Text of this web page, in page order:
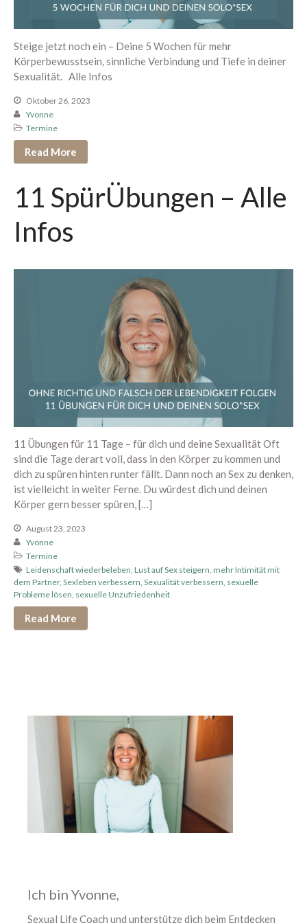
August 2026
Juli 2026
Juni 2026
November 2025
August 2025
Juli 2025
Juni 2025
Mai 2025
April 2025
März 2025
Februar 2025
Januar 2025
August 2024
Juli 2024
März 2024
Februar 2024
Juni 2023
Mai 2023
April 2023
März 2023
Februar 2023
Januar 2023
Juni 2022
Steige jetzt noch ein – Deine 5 Wochen für mehr
Körperbewusstsein, sinnliche Verbindung und Tiefe in deiner
Sexualität. Alle Infos
Oktober 26, 2023
Yvonne
Termine
Read More
11 SpürÜbungen – Alle
Infos
11 Übungen für 11 Tage – für dich und deine Sexualität Oft
sind die Tage derart voll, dass in den Körper zu kommen und
dich zu spüren hinten runter fällt. Dann noch an Sex zu denken,
ist vielleicht in weiter Ferne. Du würdest dich und deinen
Körper gern besser spüren, […]
August 23, 2023
Yvonne
Termine
Leidenschaft wiederbeleben Lust auf Sex steigern mehr Intimität mit
dem Partner, Sexleben verbessern Sexualität verbessern sexuelle
Probleme lösen sexuelle Unzufriedenheit
Read More
Ich bin Yvonne,
Sexual Life Coach und unterstütze dich beim Entdecken